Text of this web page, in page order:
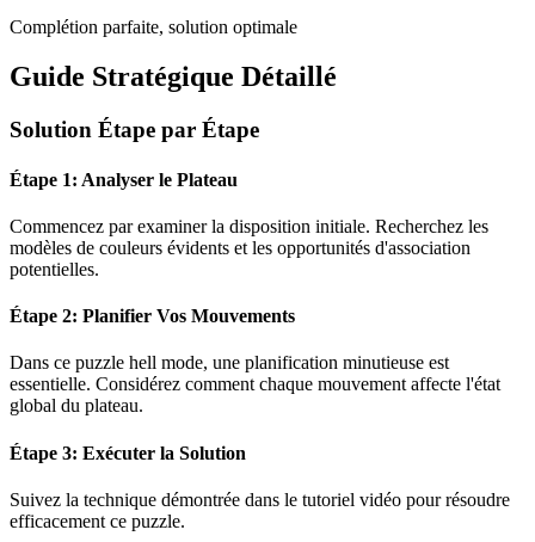
Complétion parfaite, solution optimale
Guide Stratégique Détaillé
Solution Étape par Étape
Étape 1: Analyser le Plateau
Commencez par examiner la disposition initiale. Recherchez les
modèles de couleurs évidents et les opportunités d'association
potentielles.
Étape 2: Planifier Vos Mouvements
Dans ce puzzle hell mode, une planification minutieuse est
essentielle. Considérez comment chaque mouvement affecte l'état
global du plateau.
Étape 3: Exécuter la Solution
Suivez la technique démontrée dans le tutoriel vidéo pour résoudre
efficacement ce puzzle.